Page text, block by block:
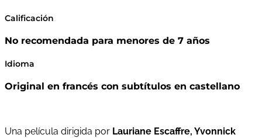
Calificación
No recomendada para menores de 7 años
Idioma
Original en francés con subtítulos en castellano
Una película dirigida por Lauriane Escaffre, Yvonnick